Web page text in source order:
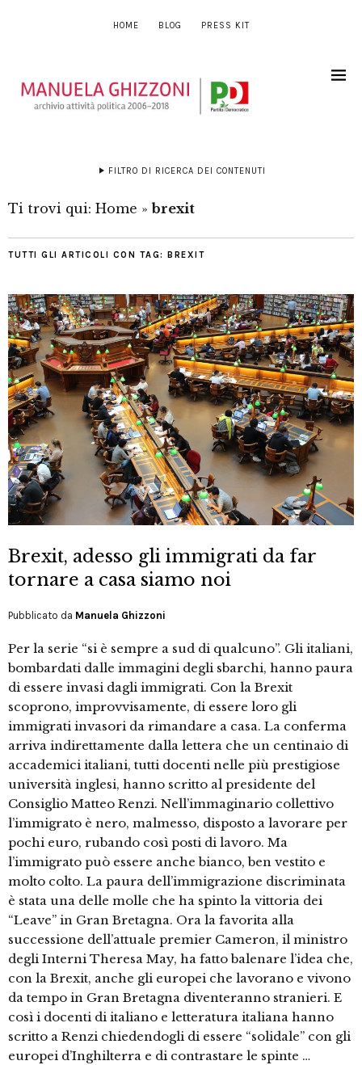
HOME BLOG PRESS KIT
FILTRO DI RICERCA DEI CONTENUTI
Ti trovi qui: Home »brexit
TUTTI GLI ARTICOLI CON TAG: BREXIT
Brexit, adesso gli immigrati da far
tornare a casa siamo noi
Pubblicato da Manuela Ghizzoni
Per la serie “si è sempre a sud di qualcuno”. Gli italiani,
bombardati dalle immagini degli sbarchi, hanno paura
di essere invasi dagli immigrati. Con la Brexit
scoprono, improvvisamente, di essere loro gli
immigrati invasori da rimandare a casa. La conferma
arriva indirettamente dalla lettera che un centinaio di
accademici italiani, tutti docenti nelle più prestigiose
università inglesi, hanno scritto al presidente del
Consiglio Matteo Renzi. Nell’immaginario collettivo
l’immigrato è nero, malmesso, disposto a lavorare per
pochi euro, rubando così posti di lavoro. Ma
l’immigrato può essere anche bianco, ben vestito e
molto colto. La paura dell’immigrazione discriminata
è stata una delle molle che ha spinto la vittoria dei
“Leave” in Gran Bretagna. Ora la favorita alla
successione dell’attuale premier Cameron, il ministro
degli Interni Theresa May, ha fatto balenare l’idea che,
con la Brexit, anche gli europei che lavorano e vivono
da tempo in Gran Bretagna diventeranno stranieri. E
così i docenti di italiano e letteratura italiana hanno
scritto a Renzi chiedendogli di essere “solidale” con gli
europei d’Inghilterra e di contrastare le spinte …